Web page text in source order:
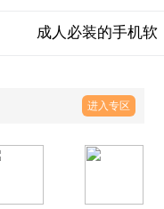
成人必装的手机软
进入专区